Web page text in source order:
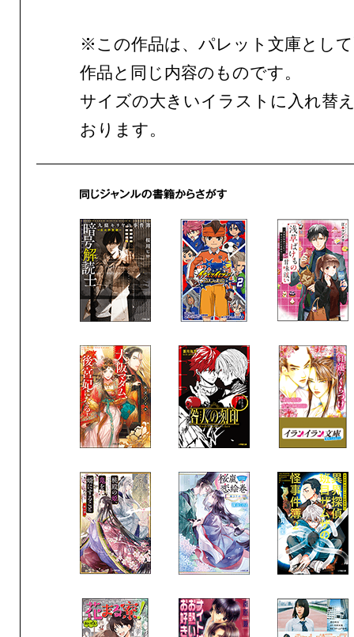
※この作品は、パレット文庫とし
作品と同じ内容のものです。
サイズの大きいイラストに入れ替
おります。